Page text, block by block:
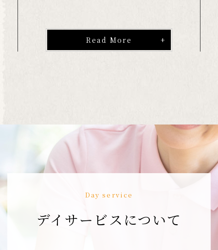
Read More
Day service
デイサービスについて